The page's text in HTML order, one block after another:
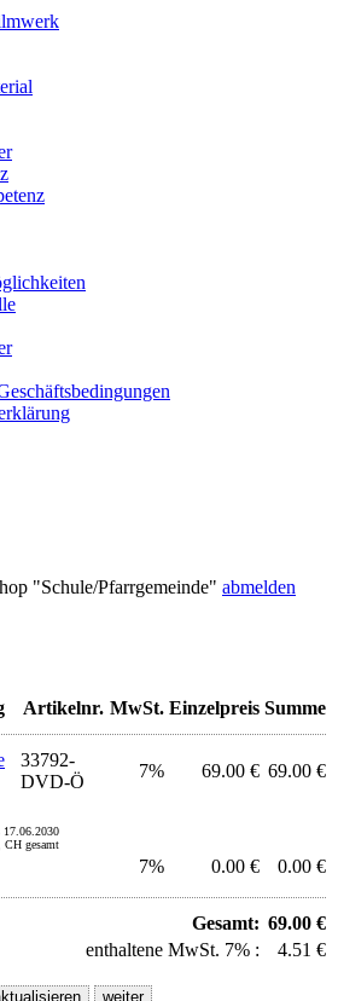
"Schule/Pfarrgemeinde" abmelden
Artikelnr. MwSt. Einzelpreis Summe
33792-
DVD-Ö
7% 69.00 € 69.00 €
17.06.2030
CH gesamt
7% 0.00 € 0.00 €
Gesamt: 69.00 €
enthaltene MwSt. 7% :
4.51 €